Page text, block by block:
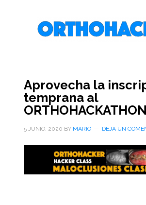
Aprovecha la
temprana al
ORTHOHACKATHON
5 JUNIO, 2020 BY MARIO DEJA UN